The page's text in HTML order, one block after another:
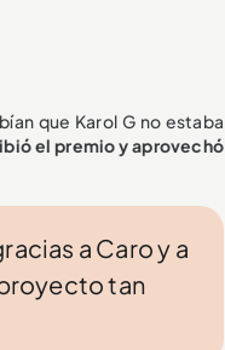
que Karol G no estaba
el premio y aprovechó
a Caro y a
tan